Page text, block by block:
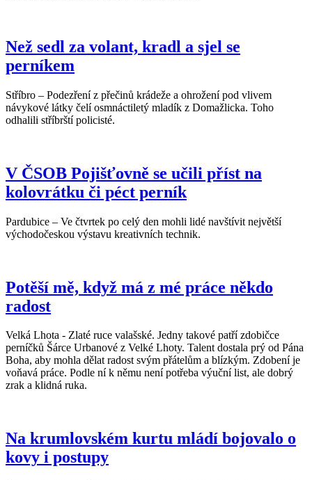
Než sedl za volant, kradl a sjel se
perníkem
Stříbro – Podezření z přečinů krádeže a ohrožení pod vlivem
návykové látky čelí osmnáctiletý mladík z Domažlicka. Toho
odhalili stříbrští policisté.
V ČSOB Pojišťovně se učili příst na
kolovrátku či péct perník
Pardubice – Ve čtvrtek po celý den mohli lidé navštívit největší
východočeskou výstavu kreativních technik.
Potěší mě, když má z mé práce někdo
radost
Velká Lhota - Zlaté ruce valašské. Jedny takové patří zdobičce
perníčků Šárce Urbanové z Velké Lhoty. Talent dostala prý od Pána
Boha, aby mohla dělat radost svým přátelům a blízkým. Zdobení je
voňavá práce. Podle ní k němu není potřeba výuční list, ale dobrý
zrak a klidná ruka.
Na krumlovském kurtu mládí bojovalo o
kovy i postupy